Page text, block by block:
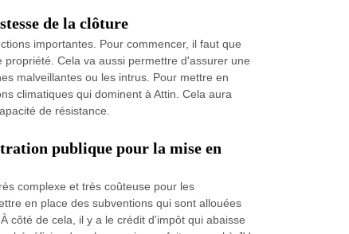
de la clôture
importantes. Pour commencer, il faut que
Cela va aussi permettre d'assurer une
malveillantes ou les intrus. Pour mettre en
climatiques qui dominent à Attin. Cela aura
de résistance.
publique pour la mise en
complexe et très coûteuse pour les
en place des subventions qui sont allouées
côté de cela, il y a le crédit d'impôt qui abaisse